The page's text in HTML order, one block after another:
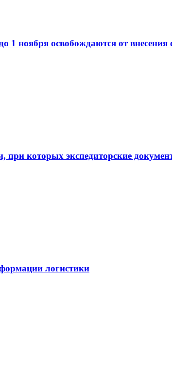
1 ноября освобождаются от
при которых экспедиторские
логистики